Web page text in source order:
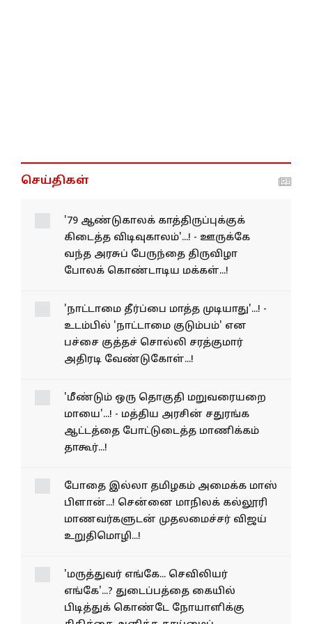
செய்திகள்
'79 ஆண்டுகாலக்
காத்திருப்புக்குக் கிடைத்த
விடிவுகாலம்'...! - ஊருக்கே
வந்த அரசுப் பேருந்தை
கொண்டாடிய மக்கள்...!
'நாட்டாமை தீர்ப்பை மாத்த முடியாது'...! -
உடம்பில் 'நாட்டாமை குடும்பம்' என
அதிரடி வேண்டுகோள்...!
'மீண்டும் ஒரு தொகுதி மறுவரையறை
மாயை'...! - மத்திய அரசின் சதுரங்க
தாகூர்...!
போதை இல்லா தமிழகம்
அமைக்க மாஸ் பிளான்...!
மாணவர்களுடன்
முதலமைச்சர் விஜய்
உறுதிமொழி...!